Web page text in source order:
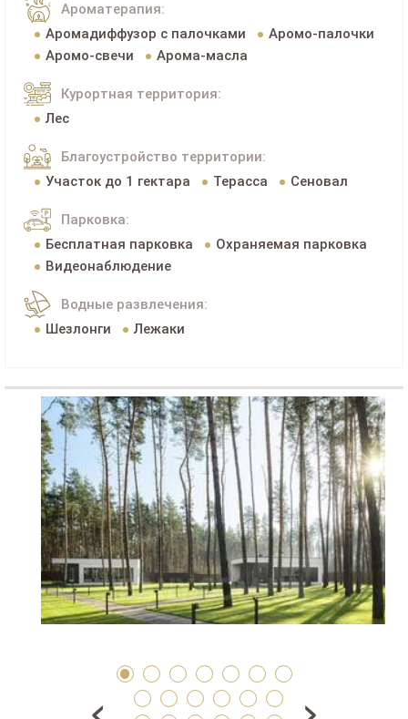
Ароматерапия:
Аромадиффузор с палочками
Аромо-палочки
Аромо-свечи
Арома-масла
Курортная территория:
Лес
Благоустройство территории:
Участок до 1 гектара
Терасса Сеновал
Парковка:
Бесплатная парковка
Охраняемая парковка
Видеонаблюдение
Водные развлечения:
Шезлонги
Лежаки